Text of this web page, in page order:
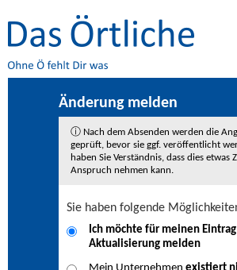
Änderung melden
ⓘ Nach dem Absenden werden die
geprüft, bevor sie ggf. veröffentlicht
haben Sie Verständnis, dass dies etwas
Anspruch nehmen kann.
Sie haben folgende
Ich möchte für meinen
Aktualisierung melden